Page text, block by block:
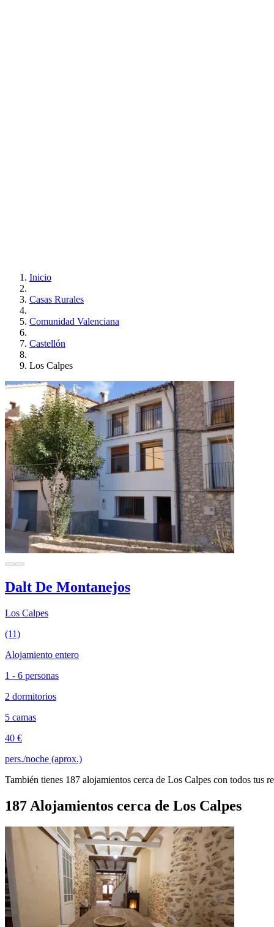
Inicio
Casas Rurales
Comunidad Valenciana
Castellón
Los Calpes
Dalt De Montanejos
Los Calpes
(11)
Alojamiento entero
1 - 6 personas
2 dormitorios
5 camas
40 €
pers./noche (aprox.)
También tienes 187 alojamientos cerca de Los Calpes con todos tus
187 Alojamientos cerca de Los Calpes